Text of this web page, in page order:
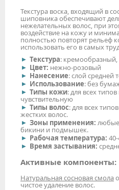
Текстура воска, входящий в
шиповника обеспечивают
нежелательных волос, при
воздействие на кожу и
полностью повторят рельеф
использовать его в самых
Текстура:
Цвет: нежно-розовый
Нанесение: слой средней
Использование: без
Типы кожи: для всех
чувствительную
Типы волос: для всех
жестких волос.
Зоны применения: любые
бикини и подмышек.
Рабочая температура:
Время застывания:
Активные компоненты:
Натуральная сосновая смола
чистое удаление волос.